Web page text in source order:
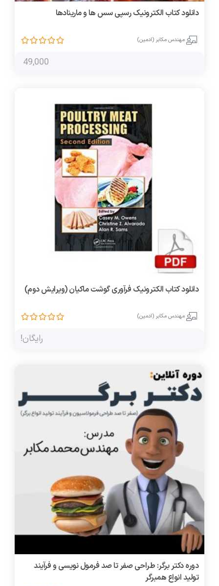
دانلود کتاب الکترونیک رسپی سس ها و مارینادها
مهندس مکابر (ادمین)
49,000
دانلود کتاب الکترونیک فرآوری گوشت ماکیان (ویرایش دوم)
مهندس مکابر (ادمین)
رایگان!
دوره دکتر برگر: طراحی صفر تا صد فرمول نویسی و فرآیند
تولید انواع همبرگر